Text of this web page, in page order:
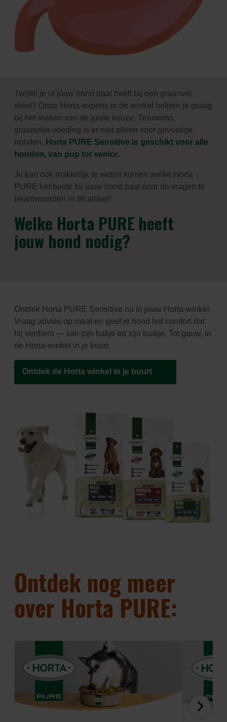
Twijfel je of jouw hond baat heeft bij een graanvrij
dieet? Onze Horta-experts in de winkel helpen je graag
bij het maken van de juiste keuze. Trouwens,
graanvrije voeding is er niet alleen voor gevoelige
honden. Horta PURE Sensitive is geschikt voor alle
honden, van pup tot senior.
Je kan ook makkelijk te weten komen welke Horta
PURE het beste bij jouw hond past door de vragen te
beantwoorden in dit artikel!
Welke Horta PURE heeft
jouw hond nodig?
Ontdek Horta PURE Sensitive nu in jouw Horta-winkel.
Vraag advies op maat en geef je hond het comfort dat
hij verdient — van zijn bakje tot zijn buikje. Tot gauw, in
de Horta-winkel in je buurt.
Ontdek de Horta winkel in je buurt
Ontdek nog meer
over Horta PURE: